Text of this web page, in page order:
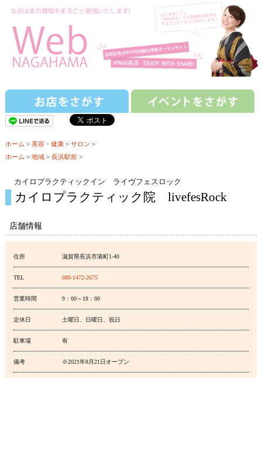
ホーム > 美容・健康> サロン >
ホーム > 地域> 長浜駅前>
カイロプラクティックイン ライヴフェスロック
カイロプラクティック院 livefesRock
店舗情報
住所 滋賀県長浜市港町1-40
TEL 080-1472-2675
営業時間 9：00～18：00
定休日 土曜日、日曜日、祝日
駐車場 有
備考 ※2021年8月21日オープン